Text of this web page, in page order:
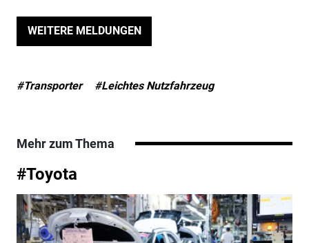
WEITERE MELDUNGEN
#Transporter #Leichtes Nutzfahrzeug
Mehr zum Thema
#Toyota